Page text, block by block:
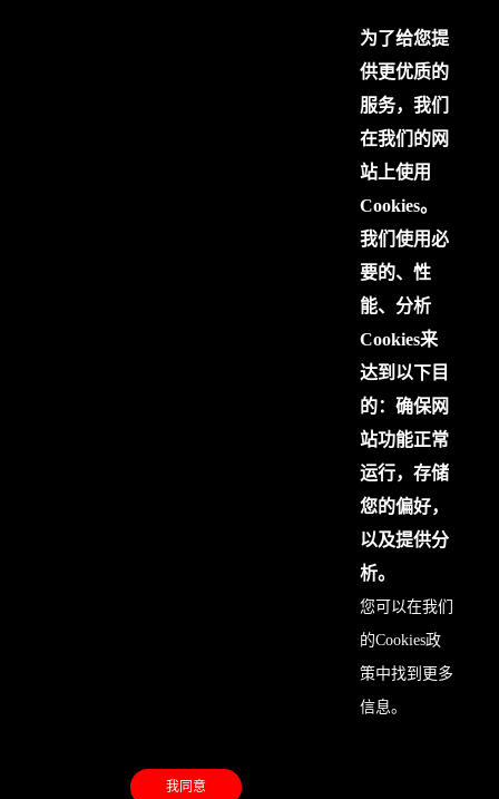
为了给您提
供更优质的
服务，我们
在我们的网
站上使用
Cookies。
我们使用必
要的、性
能、分析
Cookies来
达到以下目
的：确保网
站功能正常
运行，存储
您的偏好，
以及提供分
析。
您可以在我们
的Cookies政
策中找到更多
信息。
我同意